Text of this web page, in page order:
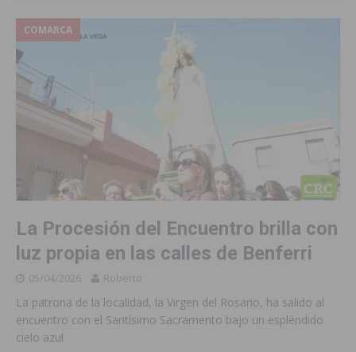
COMARCA
La Procesión del Encuentro brilla con
luz propia en las calles de Benferri
05/04/2026 Roberto
La patrona de la localidad, la Virgen del Rosario, ha salido al
encuentro con el Santísimo Sacramento bajo un espléndido
cielo azul